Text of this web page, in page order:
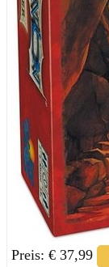
Preis: € 37,99